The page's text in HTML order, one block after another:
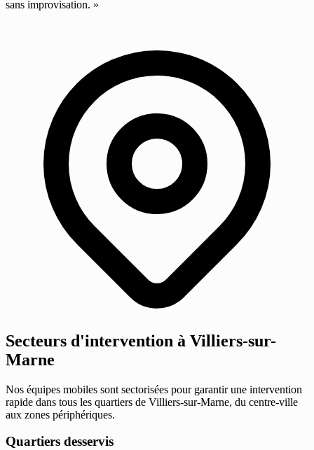
sans improvisation. »
Secteurs d'intervention à Villiers-sur-
Marne
Nos équipes mobiles sont sectorisées pour garantir une intervention
rapide dans tous les quartiers de Villiers-sur-Marne, du centre-ville
aux zones périphériques.
Quartiers desservis